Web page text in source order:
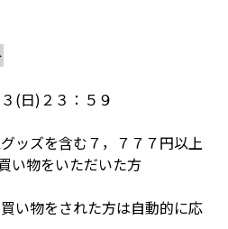
(日)２３：５９
ッズを含む７，７７７円以上
い物をいただいた方
い物をされた方は自動的に応